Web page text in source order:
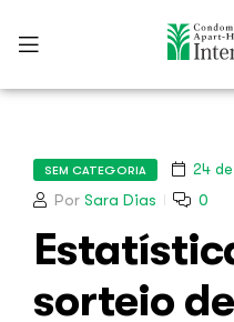
SEM CATEGORIA
24
Por Sara Dias 0
sorteio